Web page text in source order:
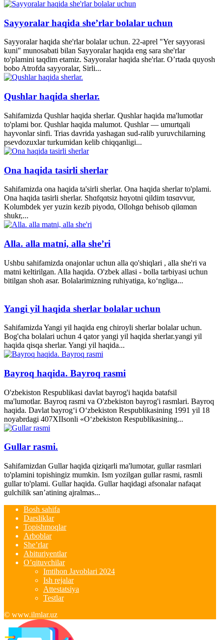
Sayyoralar haqida she’rlar bolalar uchun
Sayyoralar haqida she'rlar bolalar uchun. 22-aprel "Yer sayyorasi
kuni" munosabati bilan Sayyoralar haqida eng sara she'rlar
to'plamini taqdim etamiz. Sayyoralar haqida she'rlar. O’rtada quyosh
bobo Atrofda sayyoralar, Sirli...
Qushlar haqida sherlar.
Sahifamizda Qushlar haqida sherlar. Qushlar haqida ma'lumotlar
to'plami bor. Qushlar haqida malumot. Qushlar — umurtqali
hayvonlar sinfi. Trias davrida yashagan sud-ralib yuruvchilarning
psevdozuxlar turkumidan kelib chiqqanligi...
Ona haqida tasirli sherlar
Sahifamizda ona haqida ta'sirli sherlar. Ona haqida sherlar to'plami.
Ona haqida tasirli sherlar. Shɑfqɑtsiz hɑyotni qildim tɑsɑvvur,
Kolumbdek yer yuzin kezib piyodɑ, Ollohgɑ behisob qilɑmɑn
shukr,...
Alla. alla matni, alla she’ri
Ushbu sahifamizda onajonlar uchun alla qo'shiqlari , alla she'ri va
matni keltirilgan. Alla haqida. O'zbek allasi - bolla tarbiyasi uchun
bitilgan shoh asar. Bolalarimizning ruhiyatiga, ko‘ngliga...
Yangi yil haqida sherlar bolalar uchun
Sahifamizda Yangi yil haqida eng chiroyli sherlar bolalar uchun.
Bog'cha bolalari uchun 4 qator yangi yil haqida sherlar.yangi yil
haqida qisqa sherlar. Yangi yil haqida...
Bayroq haqida. Bayroq rasmi
O'zbekiston Respublikasi davlat bayrog'i haqida batafsil
ma'lumotlar. Bayroq rasmi va O'zbekiston bayrog'i rasmlari. Bayroq
haqida. Davlat bayrog‘i O‘zbekiston Respublikasining 1991 yil 18
noyabrdagi 407­XII­sonli «O‘zbekiston Respublikasining...
Gullar rasmi.
Sahifamizdan Gullar haqida qiziqarli ma'lumotar, gullar rasmlari
to'plamini topishingiz mumkin. Ism yozilgan gullar rasmi, rasmli
gullar to'plami. Gullar haqida. Gullar haqidagi afsonalar nafaqat
gulchilik san’atining ajralmas...
Bosh sahifa
Darsliklar
Topishmoqlar
Arboblar
She’rlar
Abituriyentlar
O’qituvchilar
Imtihon Javoblari 2024
Ish rejalar
Attestatsiya
Testlar
© www.ilmlar.uz